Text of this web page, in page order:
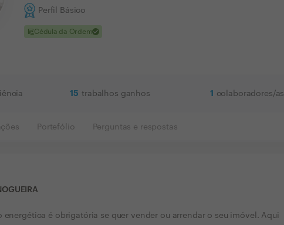
Perfil Básico
clinical_notesCédula da Ordemcheck
15 trabalhos ganhos 1 colaboradores/as
Portefólio Perguntas e respostas
energética é obrigatória se quer vender ou arrendar o seu imóvel. Aqui